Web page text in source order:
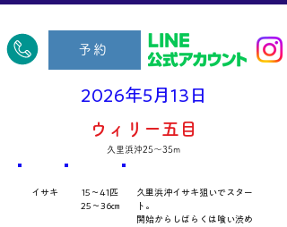
予約
2026年5月13日
ウィリー五目
久里浜沖25～35m
久里浜沖イサキ狙いでスター
ト。
開始からしばらくは喰い渋め
15～41匹
25～36㎝
イサキ